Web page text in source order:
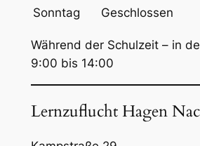
Sonntag
Geschlossen
Während der Schulzeit – in
9:00 bis 14:00
Lernzuflucht Hagen